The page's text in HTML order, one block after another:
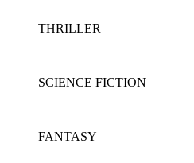
THRILLER
SCIENCE FICTION
FANTASY